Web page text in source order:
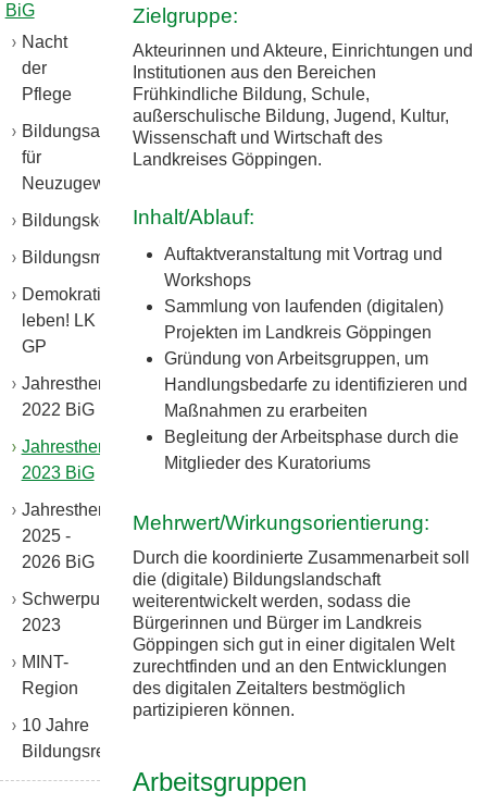
BiG
Nacht
der
Pflege
Bildungsangebote
für
Neuzugewanderte
Bildungskonferenz
Bildungsmonitoring
Demokratie
leben! LK
GP
Jahresthema
2022 BiG
Jahresthema
2023 BiG
Jahresthema
2025 -
2026 BiG
Schwerpunktthema
2023
MINT-
Region
10 Jahre
Bildungsregion
Zielgruppe:
Akteurinnen und Akteure, Einrichtungen und
Institutionen aus den Bereichen
Frühkindliche Bildung, Schule,
außerschulische Bildung, Jugend, Kultur,
Wissenschaft und Wirtschaft des
Landkreises Göppingen.
Inhalt/Ablauf:
Auftaktveranstaltung mit Vortrag und
Workshops
Sammlung von laufenden (digitalen)
Projekten im Landkreis Göppingen
Gründung von Arbeitsgruppen, um
Handlungsbedarfe zu identifizieren und
Maßnahmen zu erarbeiten
Begleitung der Arbeitsphase durch die
Mitglieder des Kuratoriums
Mehrwert/Wirkungsorientierung:
Durch die koordinierte Zusammenarbeit soll
die (digitale) Bildungslandschaft
weiterentwickelt werden, sodass die
Bürgerinnen und Bürger im Landkreis
Göppingen sich gut in einer digitalen Welt
zurechtfinden und an den Entwicklungen
des digitalen Zeitalters bestmöglich
partizipieren können.
Arbeitsgruppen